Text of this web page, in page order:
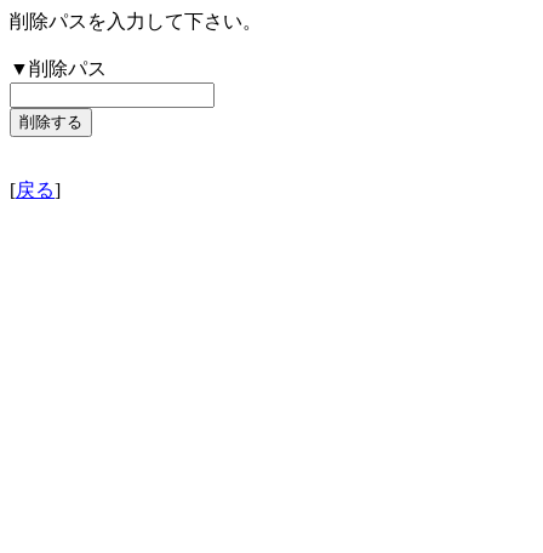
削除パスを入力して下さい。
▼削除パス
[戻る]